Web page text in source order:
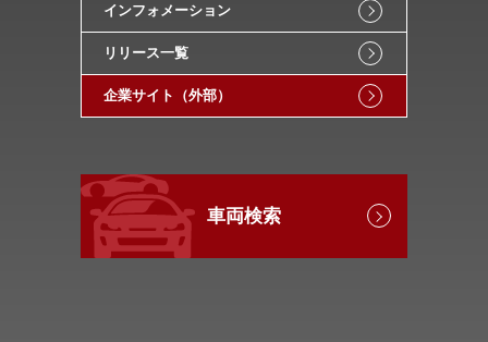
インフォメーション
リリース一覧
企業サイト（外部）
車両検索